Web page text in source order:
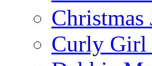
Christmas
Curly Girl